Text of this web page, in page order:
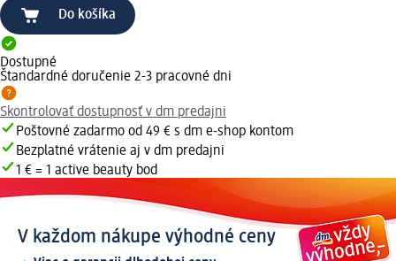
Do košíka
Dostupné
Štandardné doručenie 2-3 pracovné dni
Skontrolovať dostupnosť v dm predajni
Poštovné zadarmo od 49 € s dm e-shop kontom
Bezplatné vrátenie aj v dm predajni
1 € = 1 active beauty bod
V každom nákupe výhodné ceny